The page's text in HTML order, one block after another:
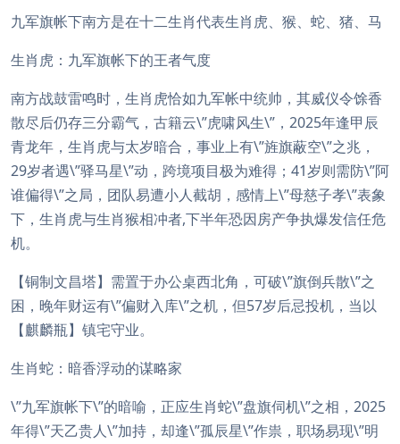
九军旗帐下南方是在十二生肖代表生肖虎、猴、蛇、猪、马
生肖虎：九军旗帐下的王者气度
南方战鼓雷鸣时，生肖虎恰如九军帐中统帅，其威仪令馀香
散尽后仍存三分霸气，古籍云\”虎啸风生\”，2025年逢甲辰
青龙年，生肖虎与太岁暗合，事业上有\”旌旗蔽空\”之兆，
29岁者遇\”驿马星\”动，跨境项目极为难得；41岁则需防\”阿
谁偏得\”之局，团队易遭小人截胡，感情上\”母慈子孝\”表象
下，生肖虎与生肖猴相冲者,下半年恐因房产争执爆发信任危
机。
【铜制文昌塔】需置于办公桌西北角，可破\”旗倒兵散\”之
困，晚年财运有\”偏财入库\”之机，但57岁后忌投机，当以
【麒麟瓶】镇宅守业。
生肖蛇：暗香浮动的谋略家
\”九军旗帐下\”的暗喻，正应生肖蛇\”盘旗伺机\”之相，2025
年得\”天乙贵人\”加持，却逢\”孤辰星\”作祟，职场易现\”明